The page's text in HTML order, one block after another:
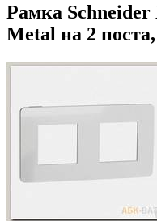
Рамка
Metal на 2